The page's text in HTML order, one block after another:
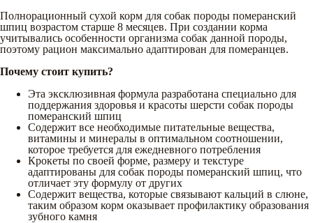
Полнорационный сухой корм для собак породы померанский
шпиц возрастом старше 8 месяцев. При создании корма
учитывались особенности организма собак данной породы,
поэтому рацион максимально адаптирован для померанцев.
Почему стоит купить?
Эта эксклюзивная формула разработана специально для
поддержания здоровья и красоты шерсти собак породы
померанский шпиц
Содержит все необходимые питательные вещества,
витамины и минералы в оптимальном соотношении,
которое требуется для ежедневного потребления
Крокеты по своей форме, размеру и текстуре
адаптированы для собак породы померанский шпиц, что
отличает эту формулу от других
Содержит вещества, которые связывают кальций в слюне,
таким образом корм оказывает профилактику образования
зубного камня